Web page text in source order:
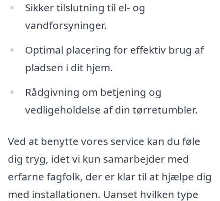
Sikker tilslutning til el- og
vandforsyninger.
Optimal placering for effektiv brug af
pladsen i dit hjem.
Rådgivning om betjening og
vedligeholdelse af din tørretumbler.
Ved at benytte vores service kan du føle
dig tryg, idet vi kun samarbejder med
erfarne fagfolk, der er klar til at hjælpe dig
med installationen. Uanset hvilken type